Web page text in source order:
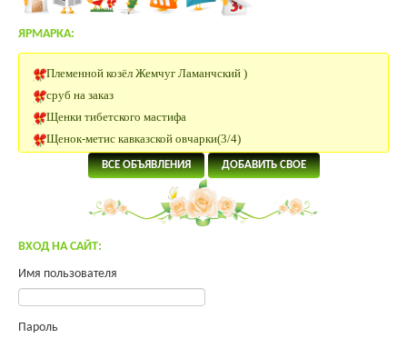
ЯРМАРКА:
Щенки тибетского мастифа
Щенок-метис кавказской овчарки(3/4)
Племенные Нетели
Нетели Черно-пестрой породы
КРС Казахской Белоголовой породы
Нетели породы Абердин Ангус
Нубийский козлик
Помогите преобрести инкуб.яйцо.
Яйцо инкубационное Юрловская, Павловская
Продам молодых петухов Малинов Михелинская кукушка
ВСЕ ОБЪЯВЛЕНИЯ ДОБАВИТЬ СВОЕ
ВХОД НА САЙТ:
Имя пользователя
Пароль